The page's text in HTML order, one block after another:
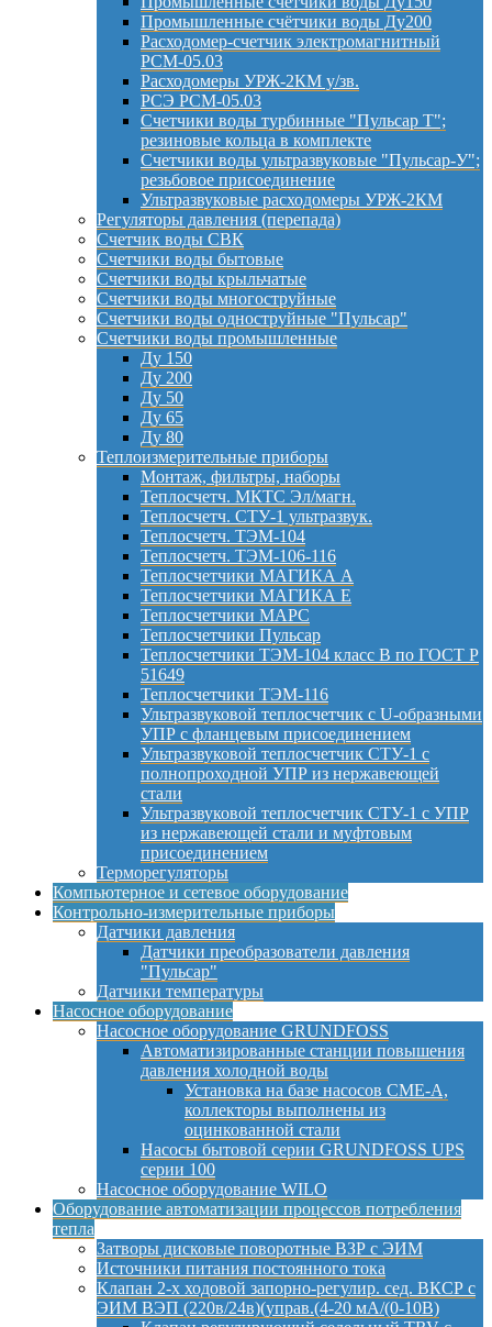
Промышленные счётчики воды Ду200
Расходомер-счетчик электромагнитный
РСМ-05.03
Расходомеры УРЖ-2КМ у/зв.
РСЭ РСМ-05.03
Счетчики воды турбинные "Пульсар Т";
резиновые кольца в комплекте
Счетчики воды ультразвуковые "Пульсар-У";
резьбовое присоединение
Ультразвуковые расходомеры УРЖ-2КМ
Регуляторы давления (перепада)
Счетчик воды СВК
Счетчики воды бытовые
Счетчики воды крыльчатые
Счетчики воды многоструйные
Счетчики воды одноструйные "Пульсар"
Счетчики воды промышленные
Ду 150
Ду 200
Ду 50
Ду 65
Ду 80
Теплоизмерительные приборы
Монтаж, фильтры, наборы
Теплосчетч. МКТС Эл/магн.
Теплосчетч. СТУ-1 ультразвук.
Теплосчетч. ТЭМ-104
Теплосчетч. ТЭМ-106-116
Теплосчетчики МАГИКА А
Теплосчетчики МАГИКА Е
Теплосчетчики МАРС
Теплосчетчики Пульсар
Теплосчетчики ТЭМ-104 класс B по ГОСТ Р
51649
Теплосчетчики ТЭМ-116
Ультразвуковой теплосчетчик с U-образными
УПР с фланцевым присоединением
Ультразвуковой теплосчетчик СТУ-1 с
полнопроходной УПР из нержавеющей
стали
Ультразвуковой теплосчетчик СТУ-1 с УПР
из нержавеющей стали и муфтовым
присоединением
Терморегуляторы
Компьютерное и сетевое оборудование
Контрольно-измерительные приборы
Датчики давления
Датчики преобразователи давления
"Пульсар"
Датчики температуры
Насосное оборудование
Насосное оборудование GRUNDFOSS
Автоматизированные станции повышения
давления холодной воды
Установка на базе насосов CME-A,
коллекторы выполнены из
оцинкованной стали
Насосы бытовой серии GRUNDFOSS UPS
серии 100
Насосное оборудование WILO
Оборудование автоматизации процессов потребления
тепла
Затворы дисковые поворотные ВЗР с ЭИМ
Источники питания постоянного тока
Клапан 2-х ходовой запорно-регулир. сед. ВКСР с
ЭИМ ВЭП (220в/24в)(управ.(4-20 мА/(0-10В)